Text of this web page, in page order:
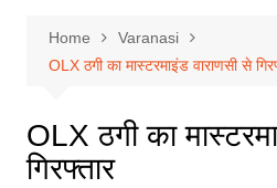
Home
Varanasi
OLX ठगी का मास्टरमाइंड वाराणसी से
OLX ठगी का
गिरफ्तार